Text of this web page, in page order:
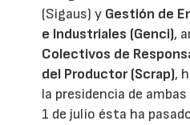
(Sigaus) y Gestión de
e Industriales (Genci),
Colectivos de
del Productor (Scrap),
la presidencia de
1 de julio ésta ha